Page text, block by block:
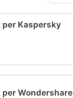
per Kaspersky
per Wondershare